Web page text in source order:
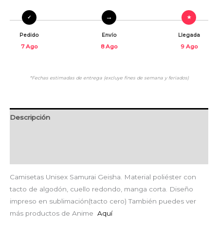
Pedido
7 Ago
Envío
8 Ago
Llegada
9 Ago
*Fechas estimadas de entrega (excluye fines de semana y feriados)
Descripción
Camisetas Unisex Samurai Geisha. Material poliéster con
tacto de algodón, cuello redondo, manga corta. Diseño
impreso en sublimación(tacto cero) También puedes ver
más productos de Anime Aquí